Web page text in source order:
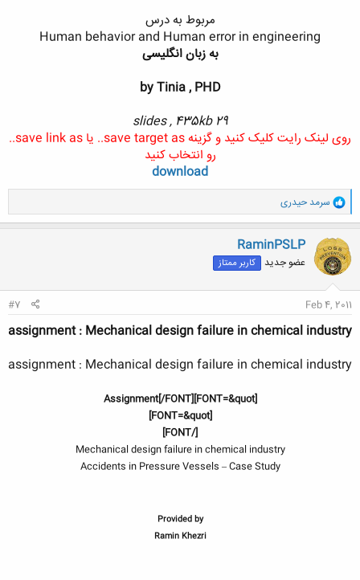
مربوط به درس
Human behavior and Human error in engineering
به زبان انگلیسی
by Tinia , PHD
29 slides , 435kb
روی لینک رایت کلیک کنید و گزینه save target as.. یا save link as..
رو انتخاب کنید
download
و
ا
ک
ن
ش
ه
ا
سرمد حیدری
RaminPSLP
عضو جدید کاربر ممتاز
Feb 4, 2011
#7
assignment : Mechanical design failure in chemical industry
assignment : Mechanical design failure in chemical industry
[FONT=&quot]Assignment[/FONT]
[FONT=&quot]
[/FONT]
Mechanical design failure in chemical industry
Accidents in Pressure Vessels – Case Study
Provided by
Ramin Khezri